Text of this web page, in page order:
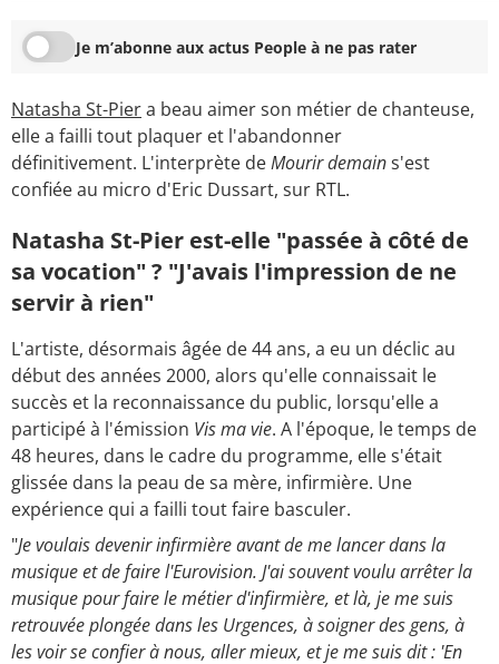
Je m’abonne aux actus People à ne pas rater
Natasha St-Piera beau aimer son métier de chanteuse,
elle a failli tout plaquer et l'abandonner
définitivement. L'interprète deMourir demains'est
confiée au micro d'Eric Dussart, sur RTL.
Natasha St-Pier est-elle "passée à côté de
sa vocation" ? "J'avais l'impression de ne
servir à rien"
L'artiste, désormais âgée de 44 ans, a eu un déclic au
début des années 2000, alors qu'elle connaissait le
succès et la reconnaissance du public, lorsqu'elle a
participé à l'émission Vis ma vie. A l'époque, le temps de
48 heures, dans le cadre du programme, elle s'était
glissée dans la peau de sa mère, infirmière. Une
expérience qui a failli tout faire basculer.
"Je voulais devenir infirmière avant de me lancer dans la
musique et de faire l'Eurovision. J'ai souvent voulu arrêter la
musique pour faire le métier d'infirmière, et là, je me suis
retrouvée plongée dans les Urgences, à soigner des gens, à
les voir se confier à nous, aller mieux, et je me suis dit : 'En